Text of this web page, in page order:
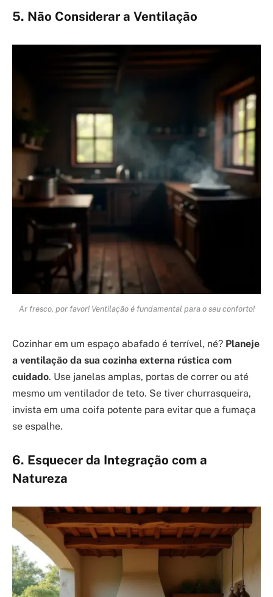
5. Não Considerar a Ventilação
Ar fresco, por favor! Ventilação é fundamental para o seu conforto!
Cozinhar em um espaço abafado é terrível, né? Planeje
a ventilação da sua cozinha externa rústica com
cuidado. Use janelas amplas, portas de correr ou até
mesmo um ventilador de teto. Se tiver churrasqueira,
invista em uma coifa potente para evitar que a fumaça
se espalhe.
6. Esquecer da Integração com a
Natureza